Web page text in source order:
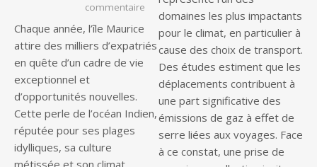
commentaire sur Vivre à l’île Maurice : les étapes
Chaque année, l’île Maurice
attire des milliers d’expatriés
en quête d’un cadre de vie
exceptionnel et
d’opportunités nouvelles.
Cette perle de l’océan Indien,
réputée pour ses plages
idylliques, sa culture
métissée et son climat
domaines les plus impactants
pour le climat, en particulier à
cause des choix de transport.
Des études estiment que les
déplacements contribuent à
une part significative des
émissions de gaz à effet de
serre liées aux voyages. Face
à ce constat, une prise de